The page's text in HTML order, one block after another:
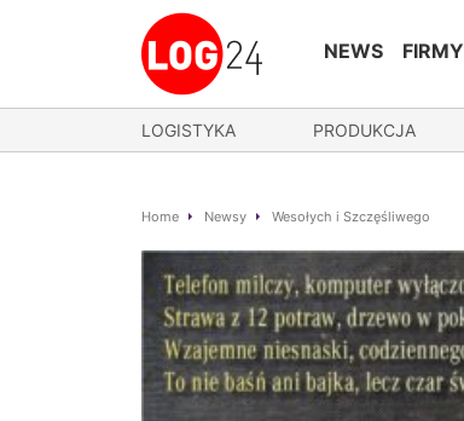
NEWS FIRMY
LOGISTYKA PRODUKCJA
Home Newsy Wesołych i Szczęśliwego